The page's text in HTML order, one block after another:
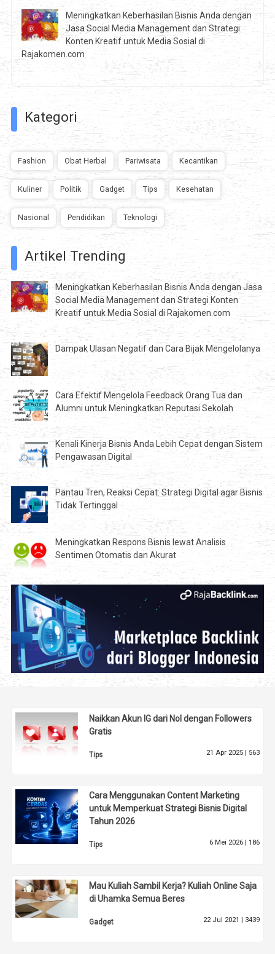
Meningkatkan Keberhasilan Bisnis Anda dengan
Jasa Social Media Management dan Strategi
Konten Kreatif untuk Media Sosial di
Rajakomen.com
Kategori
Fashion Obat Herbal Pariwisata Kecantikan
Kuliner Politik Gadget Tips Kesehatan
Nasional Pendidikan Teknologi
Artikel Trending
Meningkatkan Keberhasilan Bisnis Anda dengan Jasa
Social Media Management dan Strategi Konten
Kreatif untuk Media Sosial di Rajakomen.com
Dampak Ulasan Negatif dan Cara Bijak Mengelolanya
Cara Efektif Mengelola Feedback Orang Tua dan
Alumni untuk Meningkatkan Reputasi Sekolah
Kenali Kinerja Bisnis Anda Lebih Cepat dengan Sistem
Pengawasan Digital
Pantau Tren, Reaksi Cepat: Strategi Digital agar Bisnis
Tidak Tertinggal
Meningkatkan Respons Bisnis lewat Analisis
Sentimen Otomatis dan Akurat
Naikkan Akun IG dari Nol dengan Followers
Gratis
Tips 21 Apr 2025 | 563
Cara Menggunakan Content Marketing
untuk Memperkuat Strategi Bisnis Digital
Tahun 2026
Tips 6 Mei 2026 | 186
Mau Kuliah Sambil Kerja? Kuliah Online Saja
di Uhamka Semua Beres
Gadget 22 Jul 2021 | 3439